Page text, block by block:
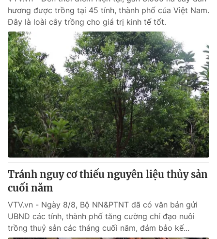
hương được trồng tại 45 tỉnh, thành phố của Việt Nam.
Đây là loài cây trồng cho giá trị kinh tế tốt.
Tránh nguy cơ thiếu nguyên liệu thủy sản
cuối năm
VTV.vn - Ngày 8/8, Bộ NN&PTNT đã có văn bản gửi
UBND các tỉnh, thành phố tăng cường chỉ đạo nuôi
trồng thuỷ sản các tháng cuối năm, đảm bảo kế...